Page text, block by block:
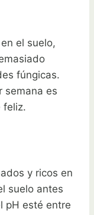
el suelo,
fúngicas.
semana es
feliz.
y ricos en
suelo antes
pH esté entre